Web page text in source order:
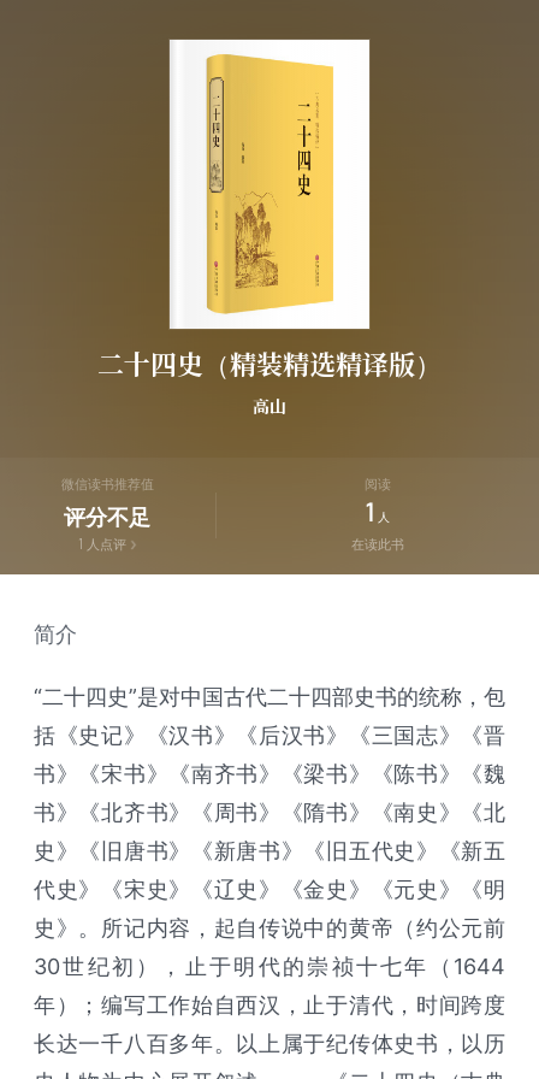
二十四史（精装精选精译版）
高山
微信读书推荐值
评分不足
人点评
阅读
1 人
在读此书
简介
“二十四史”是对中国古代二十四部史书的统称，包
括《史记》《汉书》《后汉书》《三国志》《晋
书》《宋书》《南齐书》《梁书》《陈书》《魏
书》《北齐书》《周书》《隋书》《南史》《北
史》《旧唐书》《新唐书》《旧五代史》《新五
代史》《宋史》《辽史》《金史》《元史》《明
史》。所记内容，起自传说中的黄帝（约公元前
30世纪初），止于明代的崇祯十七年（1644
年）；编写工作始自西汉，止于清代，时间跨度
长达一千八百多年。以上属于纪传体史书，以历